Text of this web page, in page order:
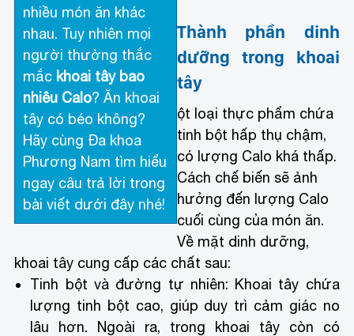
nhiều món ăn khác
nhau. Tuy nhiên mọi
người thường thắc
mắc khoai tây bao
nhiêu Calo? Ăn khoai
tây có béo không?
Hãy cùng Đa khoa
Phương Nam tìm hiểu
ngay câu trả lời trong
bài viết dưới đây nhé!
Thành phần dinh
dưỡng trong khoai
tây
ột loại thực phẩm chứa
tinh bột hấp thụ chậm,
có lượng Calo khá thấp.
Cách chế biến sẽ ảnh
hưởng đến lượng Calo
cuối cùng của món ăn.
Về mặt dinh dưỡng,
khoai tây cung cấp các chất sau:
Tinh bột và đường tự nhiên: Khoai tây chứa
lượng tinh bột cao, giúp duy trì cảm giác no
lâu hơn. Ngoài ra, trong khoai tây còn có